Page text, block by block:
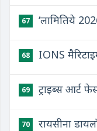
67 ‘लामितिये
68 IONS
69 ट्राइब्स आर्ट
70 रायसीना